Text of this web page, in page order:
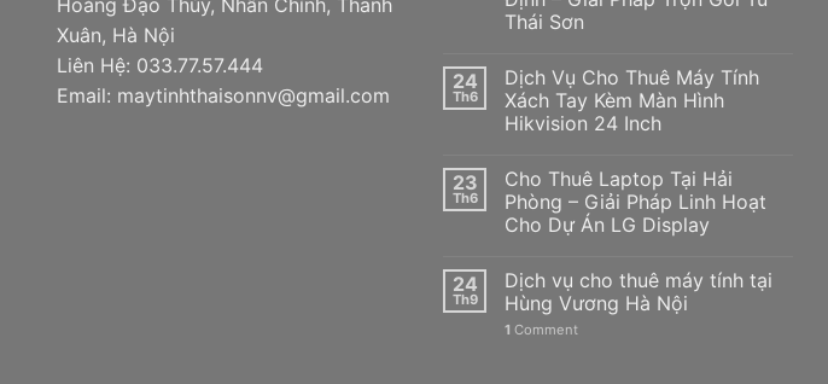
Hoàng Đạo Thúy, Nhân Chính, Thanh
Xuân, Hà Nội
Liên Hệ: 033.77.57.444
Email: maytinhthaisonnv@gmail.com
Thái Sơn
24
Th6
Dịch Vụ Cho Thuê Máy Tính
Xách Tay Kèm Màn Hình
Hikvision 24 Inch
23
Th6
Cho Thuê Laptop Tại Hải
Phòng – Giải Pháp Linh Hoạt
Cho Dự Án LG Display
24
Th9
Dịch vụ cho thuê máy tính tại
Hùng Vương Hà Nội
1 Comment